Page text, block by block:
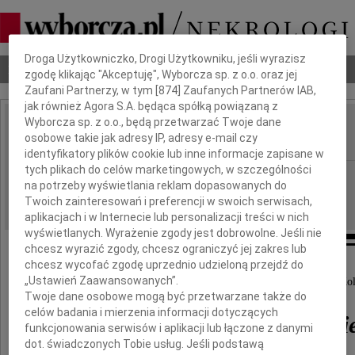
Nekrologi Odeszli Poradnik pogrzebowy
IMIĘ I NAZWISKO: Wojciech Marciszewski
REGION: Płock
DATA EMISJI: 18.06.2010
Z głębokim żalem i smutkiem żegnamy naszego
Wojciecha
Dbamy o Twoją prywatność
Droga Użytkowniczko, Drogi Użytkowniku, jeśli wyrazisz
zgodę klikając "Akceptuję", Wyborcza sp. z o.o. oraz jej
Zaufani Partnerzy, w tym [874 ] Zaufanych Partnerów IAB,
jak również Agora S.A. będąca spółką powiązaną z
Wyborcza sp. z o.o., będą przetwarzać Twoje dane
osobowe takie jak adresy IP, adresy e-mail czy
identyfikatory plików cookie lub inne informacje zapisane w
tych plikach do celów marketingowych, w szczególności
na potrzeby wyświetlania reklam dopasowanych do
Twoich zainteresowań i preferencji w swoich serwisach,
aplikacjach i w Internecie lub personalizacji treści w nich
wyświetlanych. Wyrażenie zgody jest dobrowolne. Jeśli nie
chcesz wyrazić zgody, chcesz ograniczyć jej zakres lub
chcesz wycofać zgodę uprzednio udzieloną przejdź do
„Ustawień Zaawansowanych”.
Twoje dane osobowe mogą być przetwarzane także do
celów badania i mierzenia informacji dotyczących
funkcjonowania serwisów i aplikacji lub łączone z danymi
dot. świadczonych Tobie usług. Jeśli podstawą